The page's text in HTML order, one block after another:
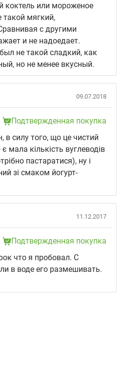
коктель или мороженое
такой мягкий,
с другими
и не надоедает.
не такой сладкий, как
но не менее вкусный.
09.07.2018
Подтвержденная покупка
в силу того, що це чистий
мала кількість вуглеводів
пастаратися), ну і
зі смаком йогурт-
11.12.2017
Подтвержденная покупка
что я пробовал. С
в воде его размешивать.